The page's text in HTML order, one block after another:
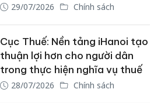
29/07/2026 Chính sách
Cục Thuế: Nền tảng iHanoi tạo
thuận lợi hơn cho người dân
trong thực hiện nghĩa vụ thuế
28/07/2026 Chính sách